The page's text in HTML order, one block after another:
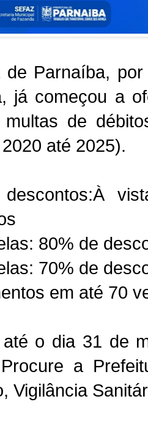
de Parnaíba,
já começou a
de
até 2025).
80% de
70% de
em até 70
o dia 31 de
a
Vigilância